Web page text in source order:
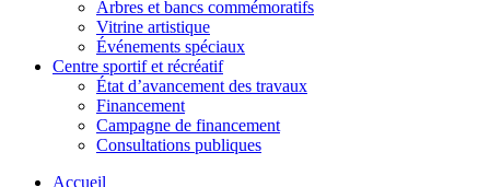
Arbres et bancs commémoratifs
Vitrine artistique
Événements spéciaux
Centre sportif et récréatif
État d’avancement des travaux
Financement
Campagne de financement
Consultations publiques
Accueil